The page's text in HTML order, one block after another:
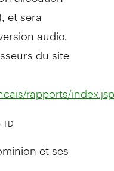
et sera
audio,
du site
rapports/index.jsp
et ses